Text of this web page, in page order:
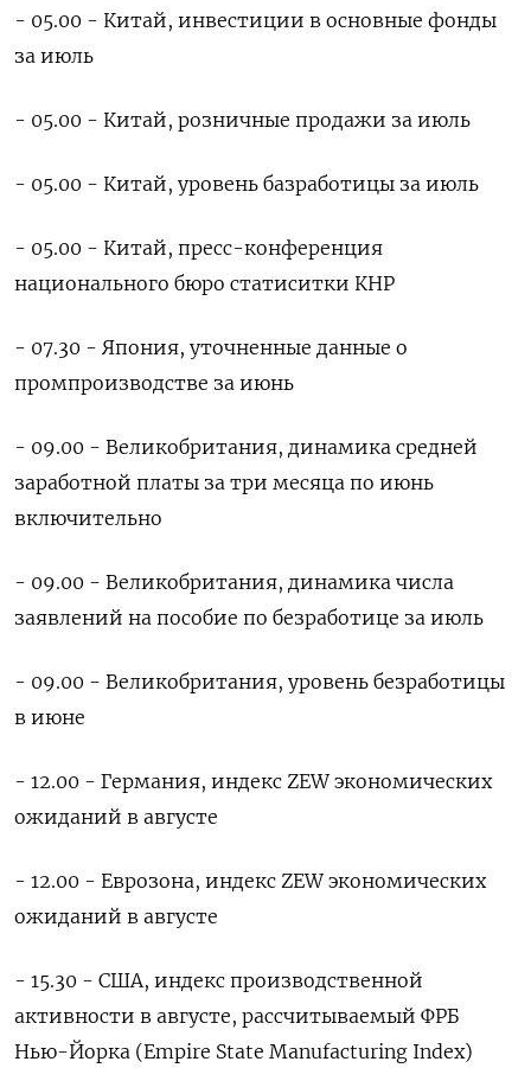
- 05.00 - Китай, инвестиции в основные фонды
за июль
- 05.00 - Китай, розничные продажи за июль
- 05.00 - Китай, уровень базработицы за июль
- 05.00 - Китай, пресс-конференция
национального бюро статиситки КНР
- 07.30 - Япония, уточненные данные о
промпроизводстве за июнь
- 09.00 - Великобритания, динамика средней
заработной платы за три месяца по июнь
включительно
- 09.00 - Великобритания, динамика числа
заявлений на пособие по безработице за июль
- 09.00 - Великобритания, уровень безработицы
в июне
- 12.00 - Германия, индекс ZEW экономических
ожиданий в августе
- 12.00 - Еврозона, индекс ZEW экономических
ожиданий в августе
- 15.30 - США, индекс производственной
активности в августе, рассчитываемый ФРБ
Нью-Йорка (Empire State Manufacturing Index)